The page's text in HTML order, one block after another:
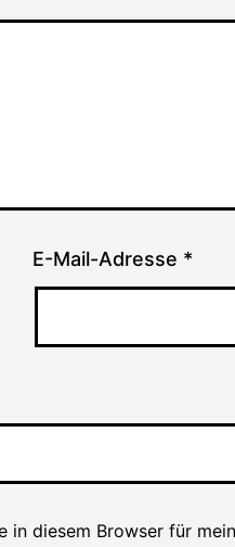
E-Mail-Adresse *
in diesem Browser für